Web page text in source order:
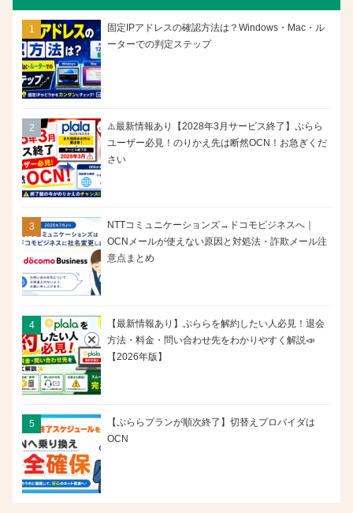
固定IPアドレスの確認方法は？Windows・Mac・ル
ーターでの判定ステップ
⚠️最新情報あり【2028年3月サービス終了】ぷらら
ユーザー必見！のりかえ先は断然OCN！お急ぎくだ
さい
NTTコミュニケーションズ→ドコモビジネスへ｜
OCNメールが使えない原因と対処法・詐欺メール注
意点まとめ
【最新情報あり】ぷららを解約したい人必見！退会
方法・料金・問い合わせ先をわかりやすく解説📣
【2026年版】
【ぷららプランが順次終了】切替えプロバイダは
OCN